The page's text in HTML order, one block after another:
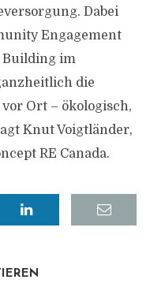
Dabei
Engagement
Building im
die
Ort – ökologisch,
Knut Voigtländer,
RE Canada.